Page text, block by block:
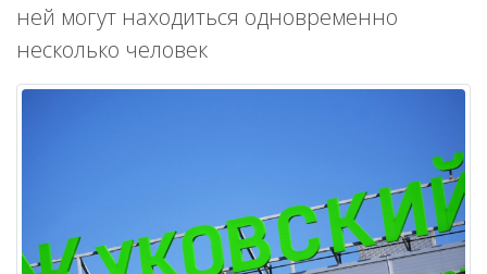
ней могут находиться одновременно
несколько человек